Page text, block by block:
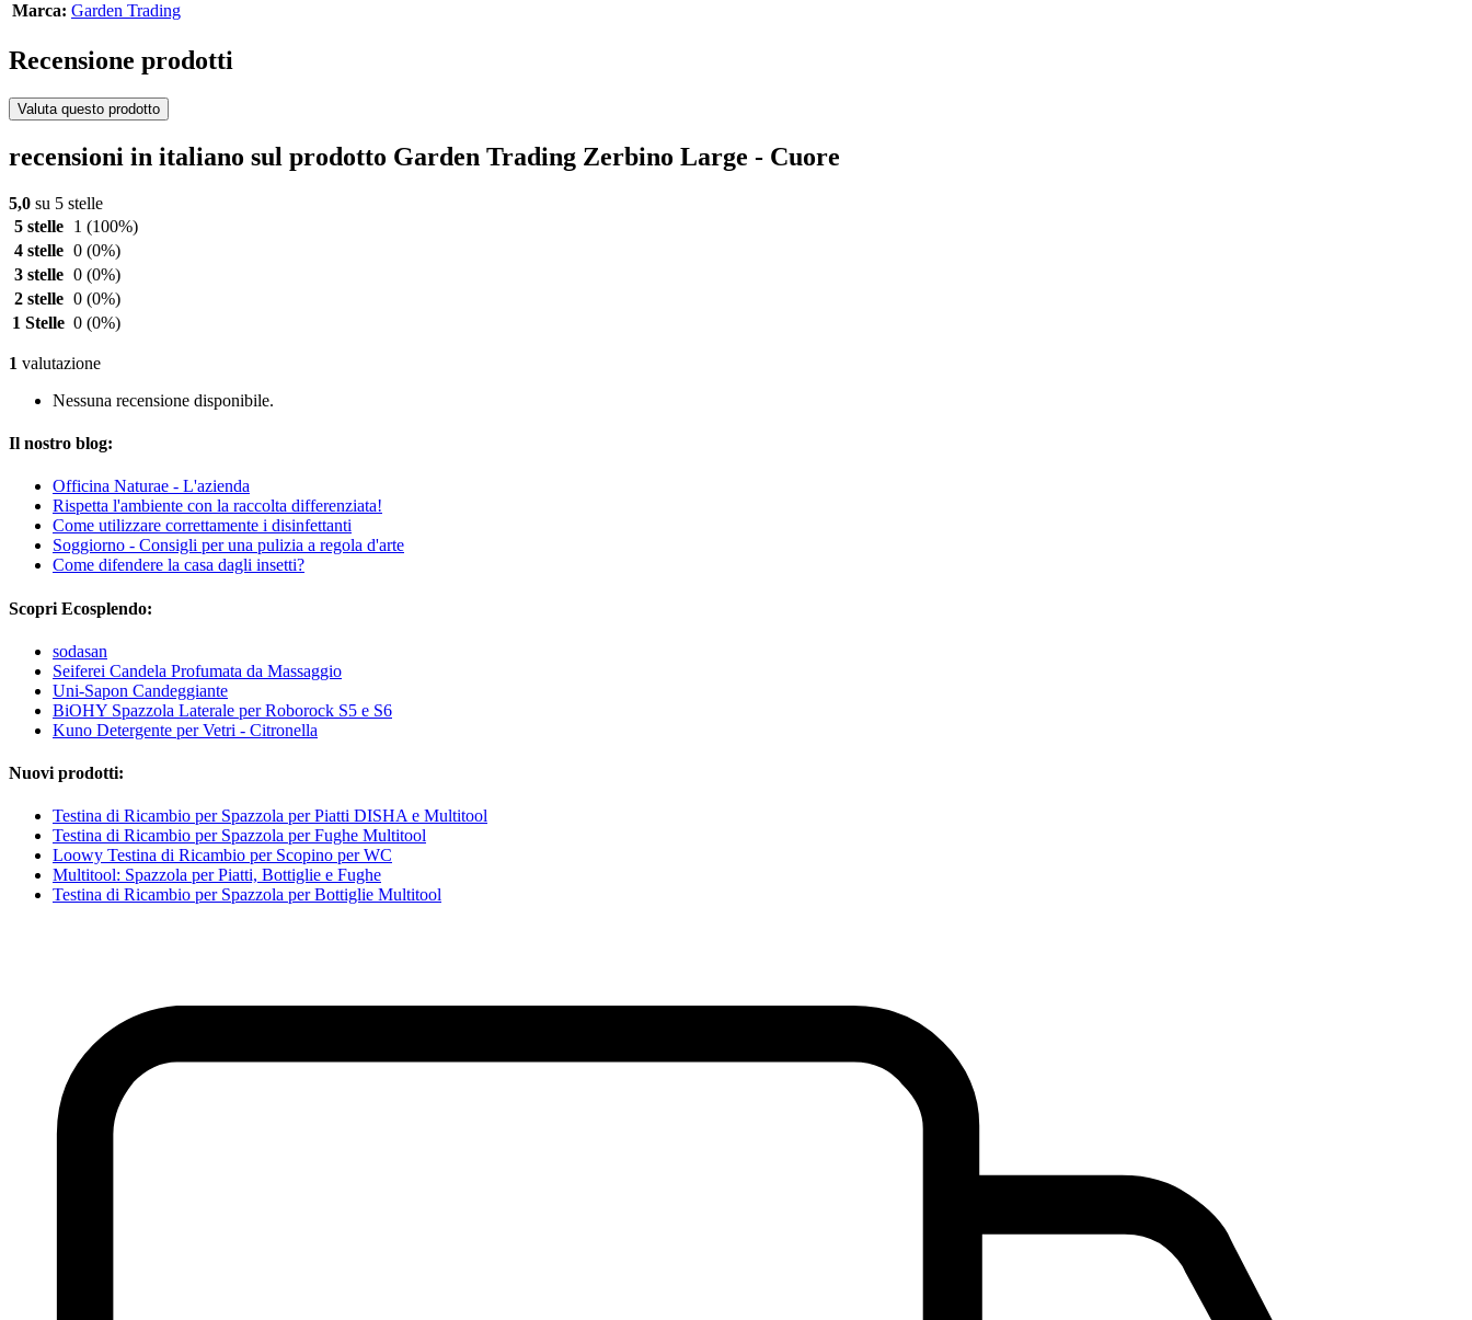
Marca: Garden Trading
Recensione prodotti
Valuta questo prodotto
recensioni in italiano sul prodotto Garden Trading Zerbino Large - Cuore
5,0 su 5 stelle
5 stelle
1 (100%)
4 stelle 0 (0%)
3 stelle 0 (0%)
2 stelle 0 (0%)
1 Stelle 0 (0%)
1 valutazione
Nessuna recensione disponibile.
Il nostro blog:
Officina Naturae - L'azienda
Rispetta l'ambiente con la raccolta differenziata!
Come utilizzare correttamente i disinfettanti
Soggiorno - Consigli per una pulizia a regola d'arte
Come difendere la casa dagli insetti?
Scopri Ecosplendo:
sodasan
Seiferei Candela Profumata da Massaggio
Uni-Sapon Candeggiante
BiOHY Spazzola Laterale per Roborock S5 e S6
Kuno Detergente per Vetri - Citronella
Nuovi prodotti:
Testina di Ricambio per Spazzola per Piatti DISHA e Multitool
Testina di Ricambio per Spazzola per Fughe Multitool
Loowy Testina di Ricambio per Scopino per WC
Multitool: Spazzola per Piatti, Bottiglie e Fughe
Testina di Ricambio per Spazzola per Bottiglie Multitool